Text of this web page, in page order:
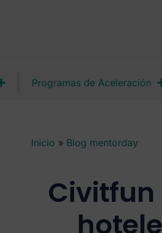
Programas de Aceleración
Inicio » Blog mentorday
Civitfun